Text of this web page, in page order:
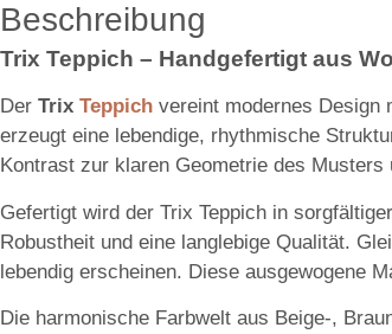
Beschreibung
Trix Teppich – Handgefertigt aus
Der Trix Teppich vereint modernes Design
erzeugt eine lebendige, rhythmische
Kontrast zur klaren Geometrie des
Gefertigt wird der Trix Teppich in
Robustheit und eine langlebige Qualität.
lebendig erscheinen. Diese ausgewogene
Die harmonische Farbwelt aus Beige-,